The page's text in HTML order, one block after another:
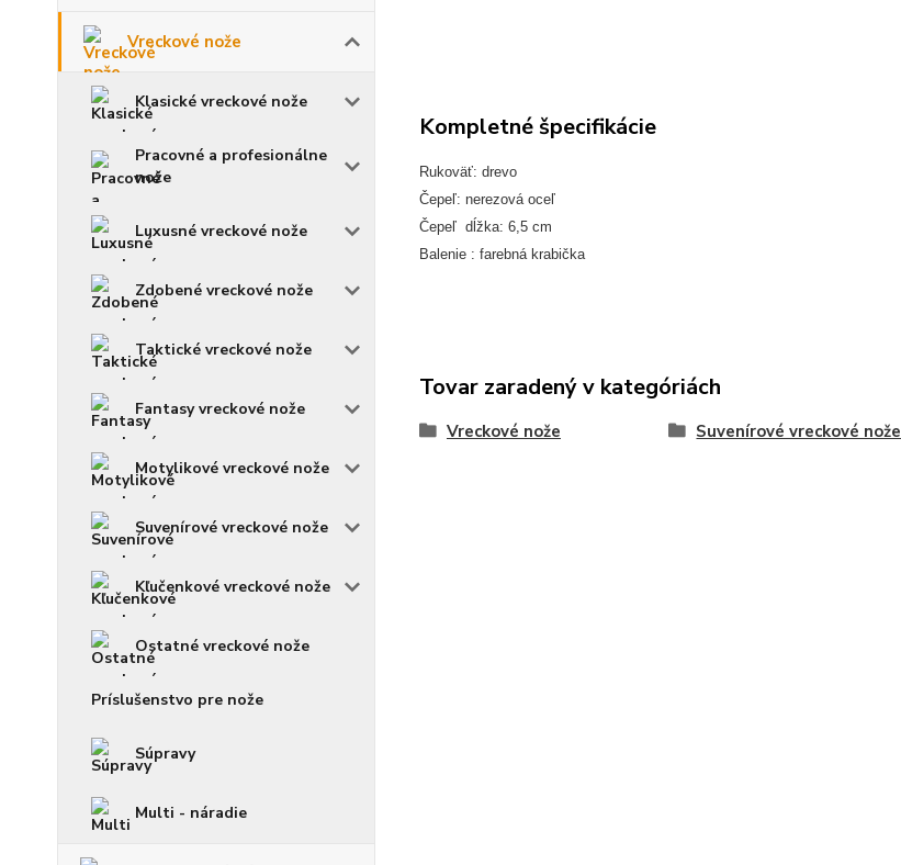
Vreckové nože
Klasické vreckové nože
Pracovné a profesionálne
nože
Luxusné vreckové nože
Zdobené vreckové nože
Taktické vreckové nože
Fantasy vreckové nože
Motylikové vreckové nože
Suvenírové vreckové nože
Kľučenkové vreckové nože
Ostatné vreckové nože
Príslušenstvo pre nože
Súpravy
Multi - náradie
Kompletné špecifikácie
Rukoväť: drevo
Čepeľ: nerezová oceľ
Čepeľ dĺžka: 6,5 cm
Balenie : farebná krabička
Tovar zaradený v kategóriách
Vreckové nože Suvenírové vreckové nože